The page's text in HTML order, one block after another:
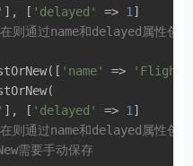
], [ 'delayed' => 1 ]
则通过name和delayed属性创建
'name' =>
'Flight
], [ 'delayed' => 1 ]
则通过name和delayed属性创建
需要手动保存